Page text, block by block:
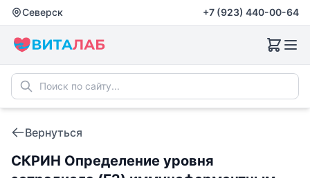
Северск +7 (923) 440-00-64
Вернуться
СКРИН Определение уровня